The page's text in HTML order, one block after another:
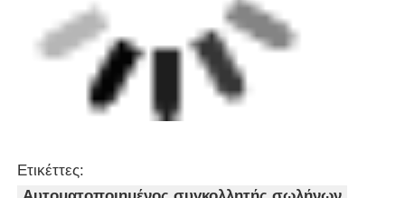
Συνιστώμενα προϊόντα